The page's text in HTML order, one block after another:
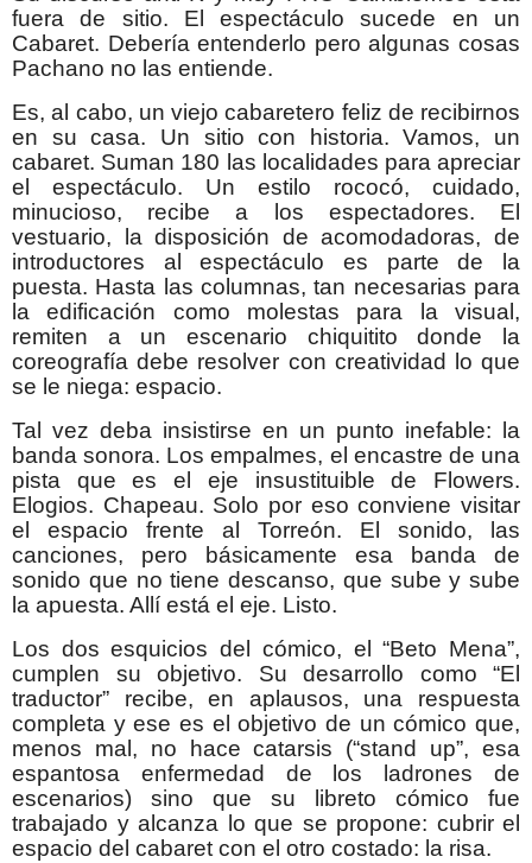
fuera de sitio. El espectáculo sucede en un
Cabaret. Debería entenderlo pero algunas cosas
Pachano no las entiende.
Es, al cabo, un viejo cabaretero feliz de recibirnos
en su casa. Un sitio con historia. Vamos, un
cabaret. Suman 180 las localidades para apreciar
el espectáculo. Un estilo rococó, cuidado,
minucioso, recibe a los espectadores. El
vestuario, la disposición de acomodadoras, de
introductores al espectáculo es parte de la
puesta. Hasta las columnas, tan necesarias para
la edificación como molestas para la visual,
remiten a un escenario chiquitito donde la
coreografía debe resolver con creatividad lo que
se le niega: espacio.
Tal vez deba insistirse en un punto inefable: la
banda sonora. Los empalmes, el encastre de una
pista que es el eje insustituible de Flowers.
Elogios. Chapeau. Solo por eso conviene visitar
el espacio frente al Torreón. El sonido, las
canciones, pero básicamente esa banda de
sonido que no tiene descanso, que sube y sube
la apuesta. Allí está el eje. Listo.
Los dos esquicios del cómico, el “Beto Mena”,
cumplen su objetivo. Su desarrollo como “El
traductor” recibe, en aplausos, una respuesta
completa y ese es el objetivo de un cómico que,
menos mal, no hace catarsis (“stand up”, esa
espantosa enfermedad de los ladrones de
escenarios) sino que su libreto cómico fue
trabajado y alcanza lo que se propone: cubrir el
espacio del cabaret con el otro costado: la risa.